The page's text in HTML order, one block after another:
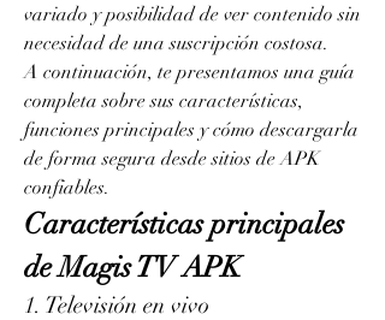
variado y posibilidad de ver contenido sin
necesidad de una suscripción costosa.
A continuación, te presentamos una guía
completa sobre sus características,
funciones principales y cómo descargarla
de forma segura desde sitios de APK
confiables.
Características principales
de Magis TV APK
1. Televisión en vivo